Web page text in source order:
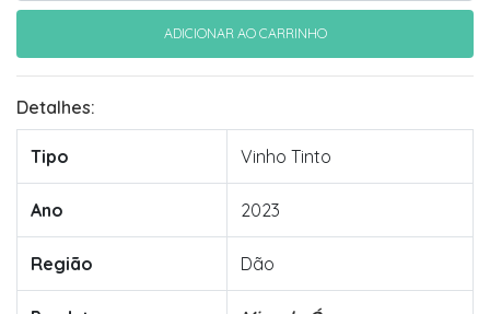
Detalhes:
Tipo Vinho Tinto
Ano 2023
Região Dão